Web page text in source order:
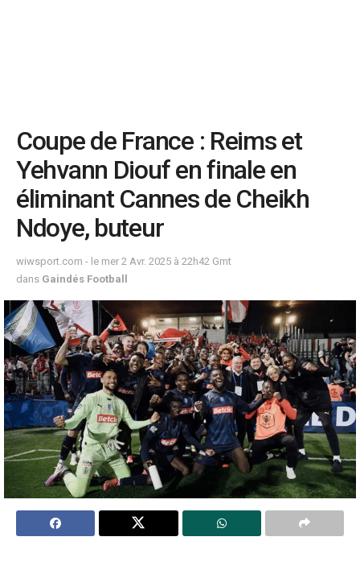
Coupe de France : Reims et
Yehvann Diouf en finale en
éliminant Cannes de Cheikh
Ndoye, buteur
wiwsport.com - le mer 2 Avr. 2025 à 22h42 Gmt
dans Gaindés Football